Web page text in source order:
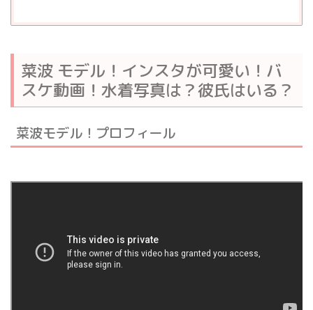
菜波 モデル！インスタが可愛い！バ
スケ動画！水着写真は？彼氏はいる？
菜波モデル！プロフィール